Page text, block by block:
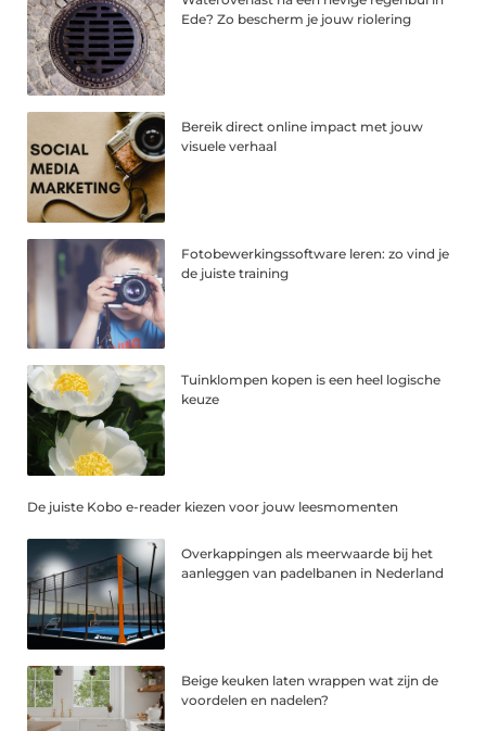
Ede? Zo bescherm je jouw riolering
Bereik direct online impact met jouw
visuele verhaal
Fotobewerkingssoftware leren: zo vind je
de juiste training
Tuinklompen kopen is een heel logische
keuze
De juiste Kobo e-reader kiezen voor jouw leesmomenten
Overkappingen als meerwaarde bij het
aanleggen van padelbanen in Nederland
Beige keuken laten wrappen wat zijn de
voordelen en nadelen?